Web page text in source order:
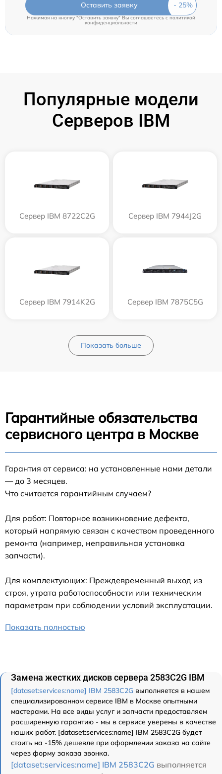
Оставить заявку
Нажимая на кнопку "Оставить заявку" Вы соглашаетесь c политикой
конфиденциальности
Популярные модели
Серверов IBM
Сервер IBM 8722C2G Сервер IBM 7944J2G
Сервер IBM 7914K2G Сервер IBM 7875C5G
Показать больше
Гарантийные обязательства
сервисного центра в Москве
Гарантия от сервиса: на установленные нами детали
— до 3 месяцев.
Что считается гарантийным случаем?
Для работ: Повторное возникновение дефекта,
который напрямую связан с качеством проведенного
ремонта (например, неправильная установка
запчасти).
Для комплектующих: Преждевременный выход из
строя, утрата работоспособности или техническим
параметрам при соблюдении условий эксплуатации.
Показать полностью
Замена жестких дисков сервера 2583C2G IBM
[dataset:services:name] IBM 2583C2G выполняется в нашем
специализированном сервисе IBM в Москве опытными
мастерами. На все виды услуг и запчасти предоставляем
расширенную гарантию - мы в сервисе уверены в качестве
наших работ. [dataset:services:name] IBM 2583C2G будет
стоить на -15% дешевле при оформлении заказа на сайте
через форму заказа звонка.
[dataset:services:name] IBM 2583C2G выполняется